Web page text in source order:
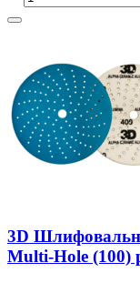
3D
Multi-Hole (100)